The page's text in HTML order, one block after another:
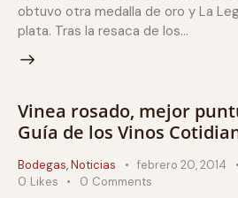
obtuvo otra medalla de oro y La
plata. Tras la resaca de los…
Vinea rosado, mejor
Guía de los Vinos
Bodegas,Noticias febrero 20, 2014
0 Likes 0 Comments